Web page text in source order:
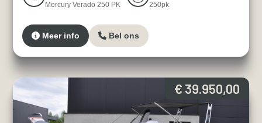
Mercury Verado 250 PK
250pk
Meer info Bel ons
€ 39.950,00